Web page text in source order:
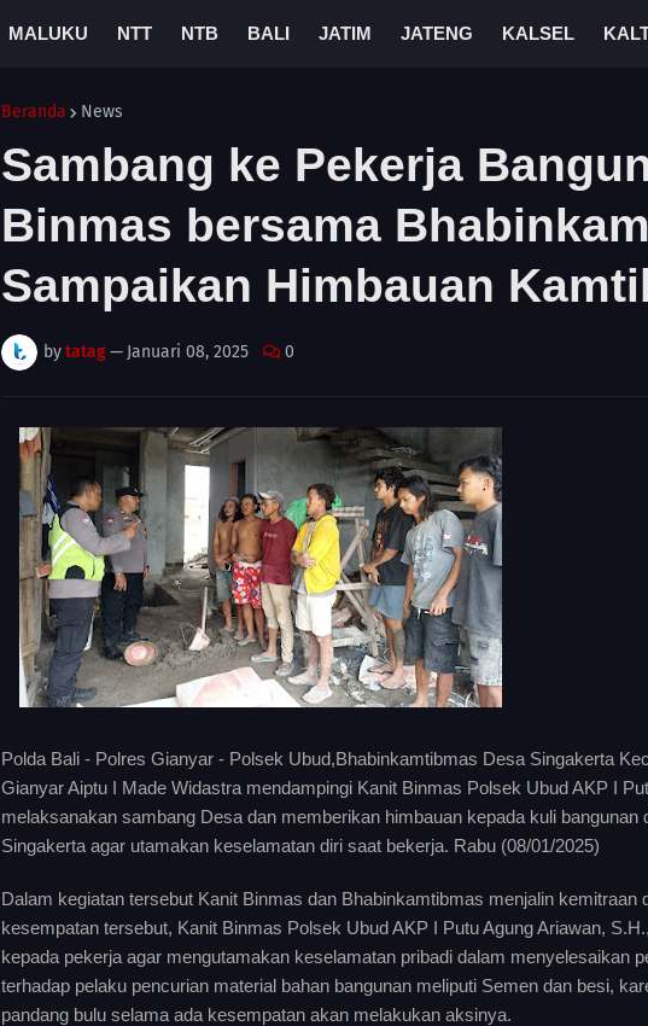
MALUKU NTT NTB BALI JATIM JATENG KALSEL
Beranda News
Sambang ke Pekerja
Binmas bersama
Sampaikan Himbauan
bytatag— Januari 08, 2025 0
Polda Bali - Polres Gianyar - Polsek Ubud,Bhabinkamtibmas Desa Singakerta
Gianyar Aiptu I Made Widastra mendampingi Kanit Binmas Polsek Ubud AKP I
melaksanakan sambang Desa dan memberikan himbauan kepada kuli bangunan
Singakerta agar utamakan keselamatan diri saat bekerja. Rabu (08/01/2025)
Dalam kegiatan tersebut Kanit Binmas dan Bhabinkamtibmas menjalin kemitraan
kesempatan tersebut, Kanit Binmas Polsek Ubud AKP I Putu Agung Ariawan,
kepada pekerja agar mengutamakan keselamatan pribadi dalam menyelesaikan
terhadap pelaku pencurian material bahan bangunan meliputi Semen dan besi,
pandang bulu selama ada kesempatan akan melakukan aksinya.